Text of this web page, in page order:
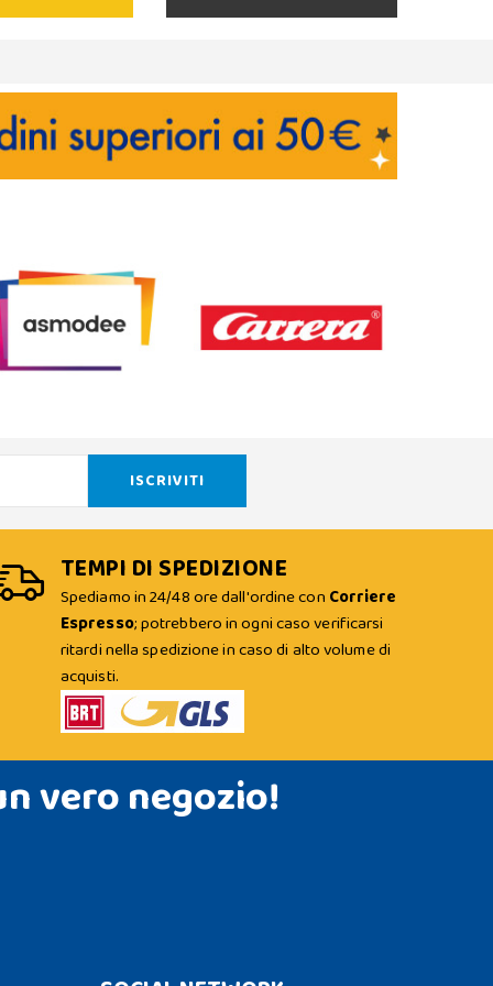
TEMPI DI SPEDIZIONE
Spediamo in 24/48 ore dall'ordine con Corriere
Espresso; potrebbero in ogni caso verificarsi
ritardi nella spedizione in caso di alto volume di
acquisti.
vero negozio!